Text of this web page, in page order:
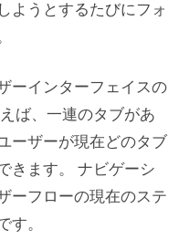
ようとするたびにフォ
ーインターフェイスの
ば、一連のタブがあ
ーザーが現在どのタブ
きます。 ナビゲーシ
ーフローの現在のステ
す。